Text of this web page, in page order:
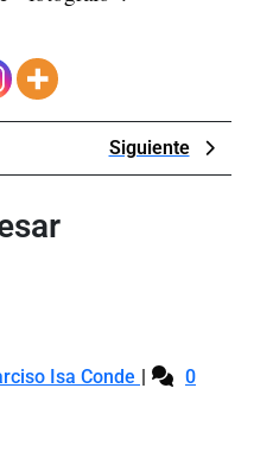
Siguiente
Post
Isa Conde Herejías
0